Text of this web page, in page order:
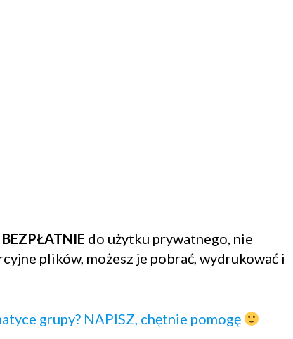
BEZPŁATNIE do użytku prywatnego, nie
plików, możesz je pobrać, wydrukować i
grupy? NAPISZ, chętnie pomogę